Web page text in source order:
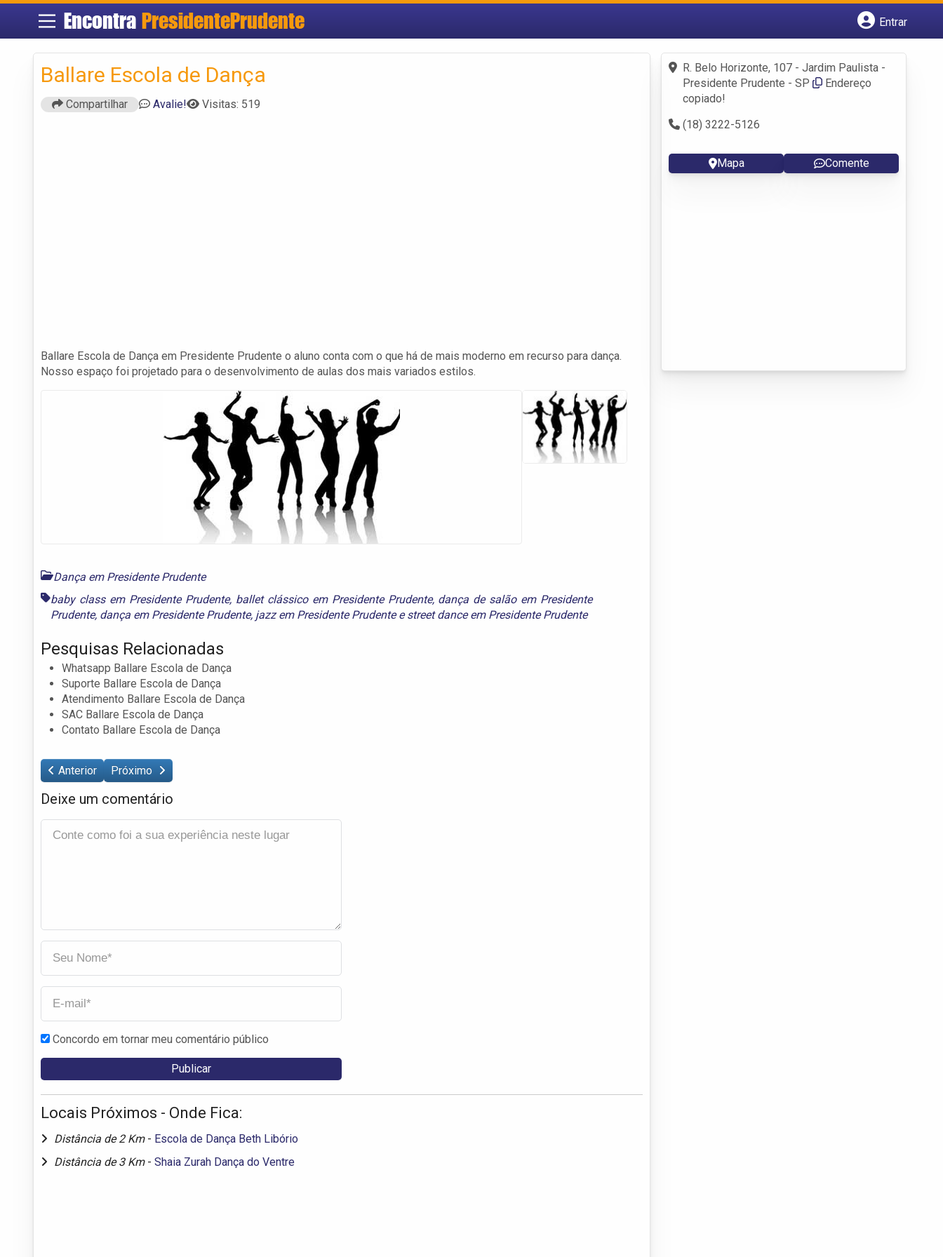
Encontra PresidentePrudente
Entrar
Fazer login
Criar conta
Ballare Escola de Dança
Compartilhar Avalie! Visitas: 519
Ballare Escola de Dança em Presidente Prudente o aluno conta com o que há de mais moderno em recurso para dança.
Nosso espaço foi projetado para o desenvolvimento de aulas dos mais variados estilos.
Dança em Presidente Prudente
baby class em Presidente Prudente, ballet clássico em Presidente Prudente, dança de salão em Presidente
Prudente, dança em Presidente Prudente, jazz em Presidente Prudenteestreet dance em Presidente Prudente
Pesquisas Relacionadas
Whatsapp Ballare Escola de Dança
Suporte Ballare Escola de Dança
Atendimento Ballare Escola de Dança
SAC Ballare Escola de Dança
Contato Ballare Escola de Dança
Anterior Próximo
Deixe um comentário
Concordo em tornar meu comentário público
Locais Próximos - Onde Fica:
Distância de 2 Km - Escola de Dança Beth Libório
Distância de 3 Km - Shaia Zurah Dança do Ventre
R. Belo Horizonte, 107 - Jardim Paulista -
Presidente Prudente - SP
Endereço
copiado!
(18) 3222-5126
Mapa Comente